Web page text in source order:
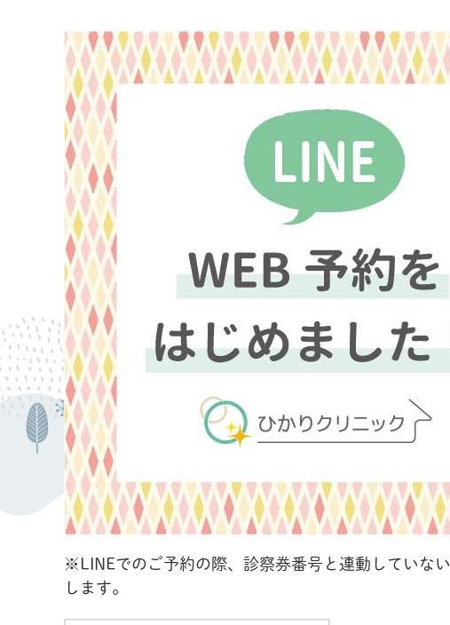
※LINEでのご予約の際、診察券番号と連動していな
します。